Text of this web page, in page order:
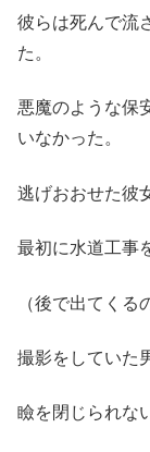
彼らは死んで流
た。
悪魔のような保
いなかった。
逃げおおせた彼
最初に水道工事
（後で出てくる
撮影をしていた
瞼を閉じられな